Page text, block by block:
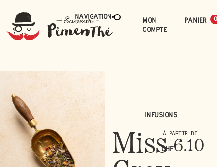
Navigation
Mon
compte
0
0
Infusions
MissÀ PARTIR DE
CHF6.10